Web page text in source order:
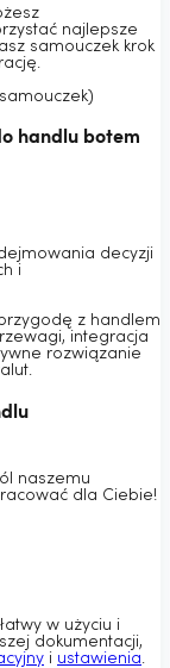
najlepsze
samouczek krok
handlu botem
decyzji
i
z handlem
integracja
rozwiązanie
naszemu
dla Ciebie!
w użyciu i
dokumentacji,
i ustawienia.